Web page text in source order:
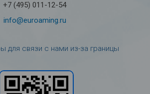
+7 (495) 011-12-54
info@euroaming.ru
для связи с нами из-за границы